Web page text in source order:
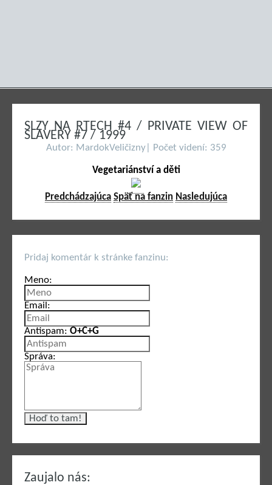
Zaujalo nás:
SLZY NA RTECH #4 / PRIVATE VIEW OF
SLAVERY #7 / 1999
Autor: MardokVeličizny| Počet videní: 359
Vegetariánství a děti
Predchádzajúca Späť na fanzin Nasledujúca
Pridaj komentár k stránke fanzinu:
Meno:
Email:
Antispam: O+C+G
Správa: